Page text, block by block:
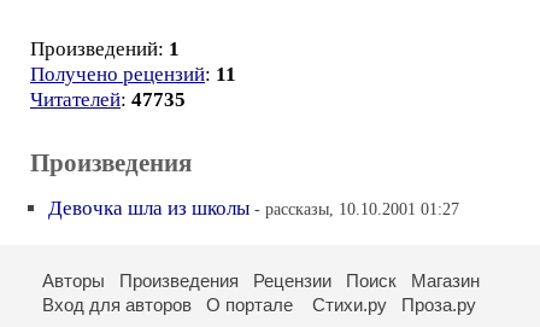
Произведений: 1
Получено рецензий: 11
Читателей: 47735
Произведения
Девочка шла из школы - рассказы, 10.10.2001 01:27
Авторы Произведения Рецензии Поиск
Магазин
Вход для авторов
О портале Стихи.ру Проза.ру